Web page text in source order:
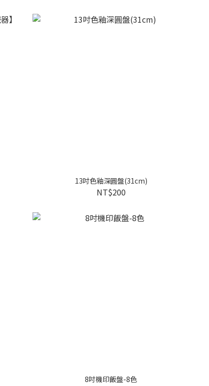
13吋色釉深圓盤(31cm)
NT$200
8吋機印飯盤-8色